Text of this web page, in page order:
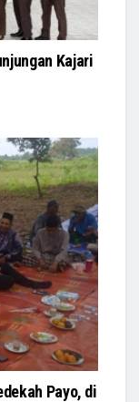
Kajari
Payo, di